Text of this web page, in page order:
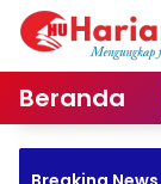
Langsung
Beranda
435 Gerai